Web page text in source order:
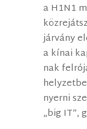
a H1N1
járvány
a kínai
nak
nyerni
„big IT”,